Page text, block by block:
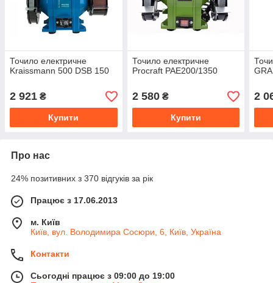
Точило електричне
Kraissmann 500 DSB 150
2 921 ₴
Купити
Точило електричне
Procraft PAE200/1350
2 580₴
Купити
2
Про нас
24% позитивних з 370 відгуків за рік
Працює з 17.06.2013
м. Київ
Київ, вул. Володимира Сосюри, 6, Київ, Україна
Контакти
Сьогодні працює з 09:00 до 19:00